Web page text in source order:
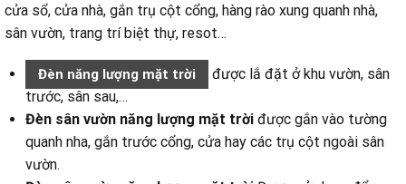
cửa sổ, cửa nhà, gắn trụ cột cổng, hàng rào xung quanh nhà,
sân vườn, trang trí biệt thự, resot…
Đèn năng lượng mặt trời
được lắ đặt ở khu vườn, sân
trước, sân sau,…
Đèn sân vườn năng lượng mặt trời được gắn vào tường
quanh nha, gắn trước cổng, cửa hay các trụ cột ngoài sân
vườn.